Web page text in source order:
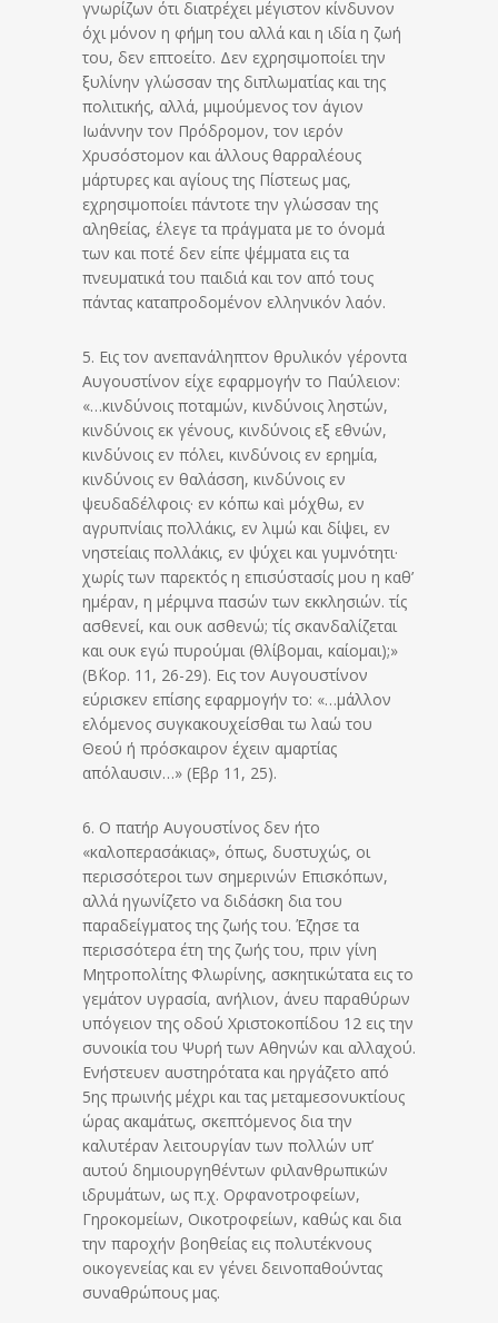
γνωρίζων ότι διατρέχει μέγιστον κίνδυνον
όχι μόνον η φήμη του αλλά και η ιδία η ζωή
του, δεν επτοείτο. Δεν εχρησιμοποίει την
ξυλίνην γλώσσαν της διπλωματίας και της
πολιτικής, αλλά, μιμούμενος τον άγιον
Ιωάννην τον Πρόδρομον, τον ιερόν
Χρυσόστομον και άλλους θαρραλέους
μάρτυρες και αγίους της Πίστεως μας,
εχρησιμοποίει πάντοτε την γλώσσαν της
αληθείας, έλεγε τα πράγματα με το όνομά
των και ποτέ δεν είπε ψέμματα εις τα
πνευματικά του παιδιά και τον από τους
πάντας καταπροδομένον ελληνικόν λαόν.
5. Εις τον ανεπανάληπτον θρυλικόν γέροντα
Αυγουστίνον είχε εφαρμογήν το Παύλειον:
«…κινδύνοις ποταμών, κινδύνοις ληστών,
κινδύνοις εκ γένους, κινδύνοις εξ εθνών,
κινδύνοις εν πόλει, κινδύνοις εν ερημία,
κινδύνοις εν θαλάσση, κινδύνοις εν
ψευδαδέλφοις· εν κόπω καὶ μόχθω, εν
αγρυπνίαις πολλάκις, εν λιμώ και δίψει, εν
νηστείαις πολλάκις, εν ψύχει και γυμνότητι·
χωρίς των παρεκτός η επισύστασίς μου η καθ’
ημέραν, η μέριμνα πασών των εκκλησιών. τίς
ασθενεί, και ουκ ασθενώ; τίς σκανδαλίζεται
και ουκ εγώ πυρούμαι (θλίβομαι, καίομαι);»
(Β΄Κορ. 11, 26-29). Εις τον Αυγουστίνον
εύρισκεν επίσης εφαρμογήν το: «…μάλλον
ελόμενος συγκακουχείσθαι τω λαώ του
Θεού ή πρόσκαιρον έχειν αμαρτίας
απόλαυσιν…» (Εβρ 11, 25).
6. Ο πατήρ Αυγουστίνος δεν ήτο
«καλοπερασάκιας», όπως, δυστυχώς, οι
περισσότεροι των σημερινών Επισκόπων,
αλλά ηγωνίζετο να διδάσκη δια του
παραδείγματος της ζωής του. Έζησε τα
περισσότερα έτη της ζωής του, πριν γίνη
Μητροπολίτης Φλωρίνης, ασκητικώτατα εις το
γεμάτον υγρασία, ανήλιον, άνευ παραθύρων
υπόγειον της οδού Χριστοκοπίδου 12 εις την
συνοικία του Ψυρή των Αθηνών και αλλαχού.
Ενήστευεν αυστηρότατα και ηργάζετο από
5ης πρωινής μέχρι και τας μεταμεσονυκτίους
ώρας ακαμάτως, σκεπτόμενος δια την
καλυτέραν λειτουργίαν των πολλών υπ’
αυτού δημιουργηθέντων φιλανθρωπικών
ιδρυμάτων, ως π.χ. Ορφανοτροφείων,
Γηροκομείων, Οικοτροφείων, καθώς και δια
την παροχήν βοηθείας εις πολυτέκνους
οικογενείας και εν γένει δεινοπαθούντας
συναθρώπους μας.